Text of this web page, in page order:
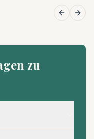
Previous
zu